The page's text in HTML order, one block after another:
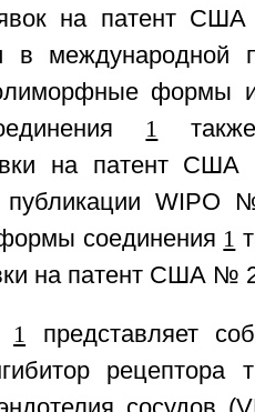
на патент
в
формы
1
на патент
публикации WIPO
соединения 1
на патент США №
1 представляет
рецептора